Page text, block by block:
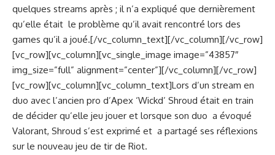
quelques streams après ; il n’a expliqué que dernièrement
qu’elle était le problème qu’il avait rencontré lors des
games qu’il a joué.[/vc_column_text][/vc_column][/vc_row]
[vc_row][vc_column][vc_single_image image=”43857″
img_size=”full” alignment=”center”][/vc_column][/vc_row]
[vc_row][vc_column][vc_column_text]Lors d’un stream en
duo avec l’ancien pro d’Apex ‘Wickd’ Shroud était en train
de décider qu’elle jeu jouer et lorsque son duo a évoqué
Valorant, Shroud s’est exprimé et a partagé ses réflexions
sur le nouveau jeu de tir de Riot.